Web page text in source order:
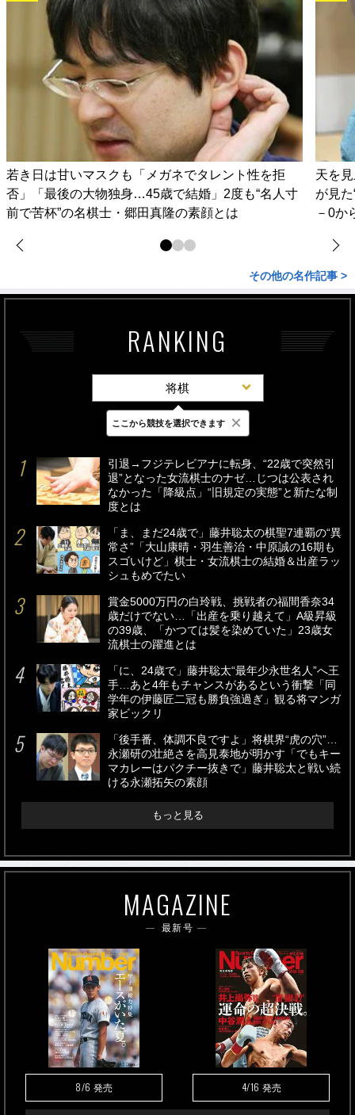
若き日は甘いマスクも「メガネでタレント性を拒
否」「最後の大物独身…45歳で結婚」2度も“名人寸
前で苦杯”の名棋士・郷田真隆の素顔とは
天を
が見
－0か
その他の名作記事 >
RANKING
将棋
最新 24時間 週間
引退→フジテレビアナに転身、“22歳で突然引
退”となった女流棋士のナゼ…じつは公表され
なかった「降級点」“旧規定の実態”と新たな制
度とは
「ま、まだ24歳で」藤井聡太の棋聖7連覇の“異
常さ”「大山康晴・羽生善治・中原誠の16期も
スゴいけど」棋士・女流棋士の結婚＆出産ラッ
シュもめでたい
賞金5000万円の白玲戦、挑戦者の福間香奈34
歳だけでない…「出産を乗り越えて」A級昇級
の39歳、「かつては髪を染めていた」23歳女
流棋士の躍進とは
「に、24歳で」藤井聡太“最年少永世名人”へ王
手…あと4年もチャンスがあるという衝撃「同
学年の伊藤匠二冠も勝負強過ぎ」観る将マンガ
家ビックリ
「後手番、体調不良ですよ」将棋界“虎の穴”…
永瀬研の壮絶さを高見泰地が明かす「でもキー
マカレーはパクチー抜きで」藤井聡太と戦い続
ける永瀬拓矢の素顔
もっと見る
MAGAZINE
最新号
8/6 発売 4/16 発売
ここから競技を選択できます ×